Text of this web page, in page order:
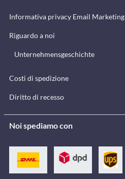
Informativa privacy Email Marketing
Riguardo a noi
Unternehmensgeschichte
Costi di spedizione
Diritto di recesso
Noi spediamo con